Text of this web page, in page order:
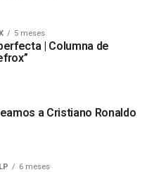
5 meses
| Columna de
a Cristiano Ronaldo
6 meses